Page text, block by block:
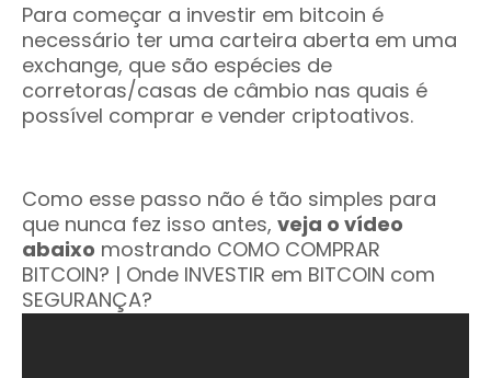
Para começar a investir em bitcoin é
necessário ter uma carteira aberta em uma
exchange, que são espécies de
corretoras/casas de câmbio nas quais é
possível comprar e vender criptoativos.
Como esse passo não é tão simples para
que nunca fez isso antes, veja o vídeo
abaixo mostrando COMO COMPRAR
BITCOIN? | Onde INVESTIR em BITCOIN com
SEGURANÇA?